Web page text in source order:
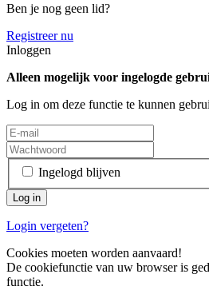
Ben je nog geen lid?
Registreer nu
Inloggen
Alleen mogelijk voor ingelogde
Log in om deze functie te kunnen
Ingelogd blijven
Login vergeten?
Cookies moeten worden aanvaard!
De cookiefunctie van uw browser is
functie.